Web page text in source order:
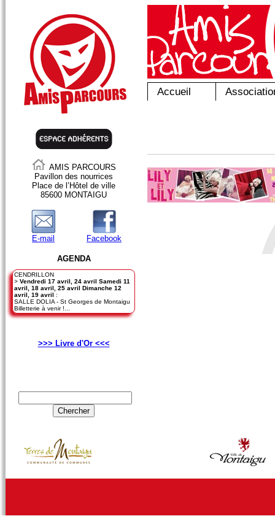
Accueil
AMIS PARCOURS
Pavillon des nourrices
Place de l’Hôtel de ville
85600 MONTAIGU
E-mail Facebook
AGENDA
CENDRILLON
> Vendredi 17 avril, 24 avril Samedi 11
avril, 18 avril, 25 avril Dimanche 12
avril, 19 avril :
SALLE DOLIA - St Georges de Montaigu
Billetterie à venir !...
>>> Livre d'Or <<<